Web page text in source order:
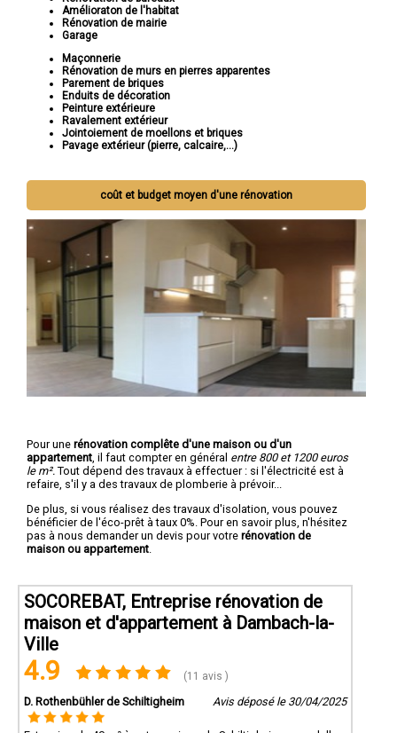
Amélioraton de l'habitat
Rénovation de mairie
Garage
Maçonnerie
Rénovation de murs en pierres apparentes
Parement de briques
Enduits de décoration
Peinture extérieure
Ravalement extérieur
Jointoiement de moellons et briques
Pavage extérieur (pierre, calcaire,...)
coût et budget moyen d'une rénovation
Pour une rénovation complête d'une maison ou d'un
appartement , il faut compter en général entre 800 et 1200 euros
le m². Tout dépend des travaux à effectuer : si l'électricité est à
refaire, s'il y a des travaux de plomberie à prévoir...
De plus, si vous réalisez des travaux d'isolation, vous pouvez
bénéficier de l'éco-prêt à taux 0%. Pour en savoir plus, n'hésitez
pas à nous demander un devis pour votre rénovation de
maison ou appartement
SOCOREBAT, Entreprise rénovation de
maison et d'appartement à Dambach-la-
Ville
4.9 (11 avis )
D. Rothenbühler de Schiltigheim Avis déposé le 30/04/2025